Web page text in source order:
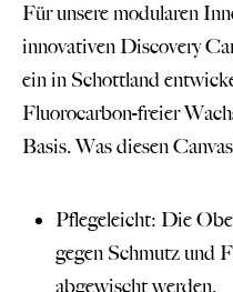
Für unsere modularen
innovativen Discovery
ein in Schottland
Fluorocarbon-freier
Basis. Was diesen
Pflegeleicht: Die
gegen Schmutz und
abgewischt werden.